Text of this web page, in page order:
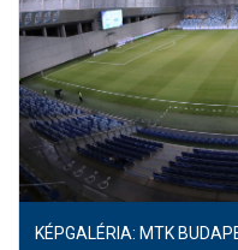
KÉPGALÉRIA: MTK